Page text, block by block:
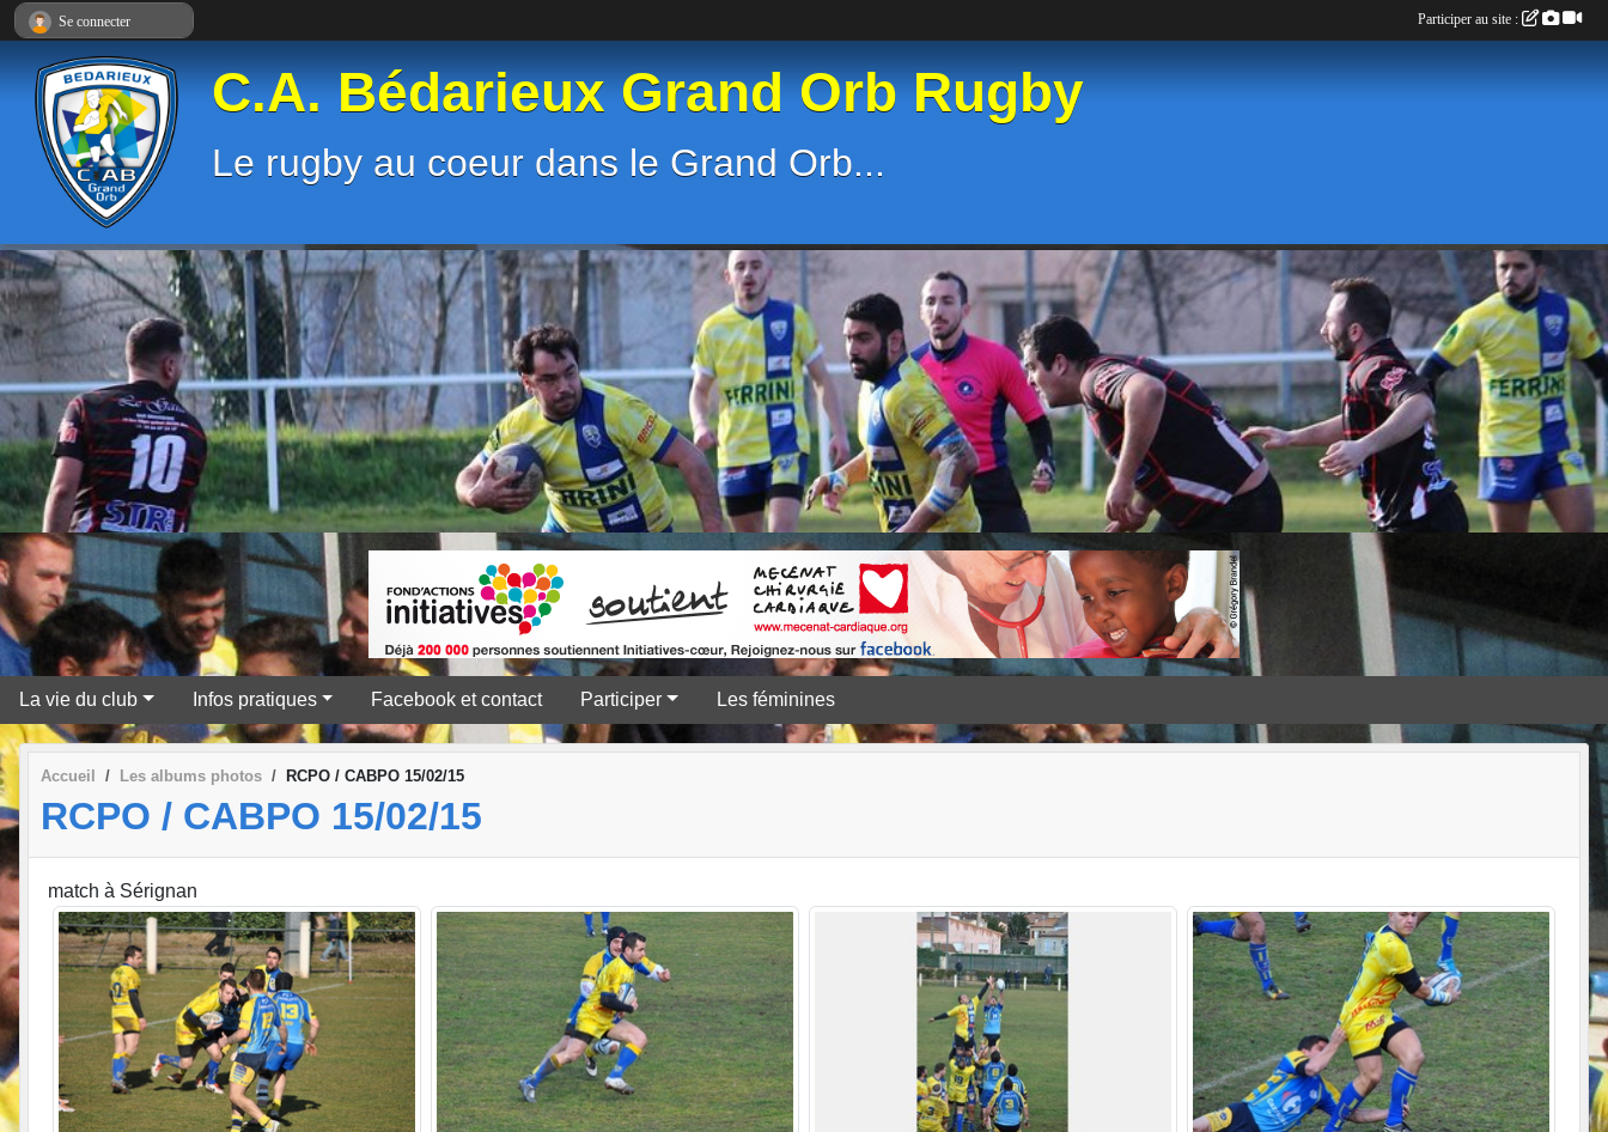
C.A. Bédarieux Grand Orb Rugby
Le rugby au coeur dans le Grand Orb...
La vie du club Infos pratiques Facebook et contact Participer Les féminines
Accueil Les albums photos RCPO / CABPO 15/02/15
RCPO / CABPO 15/02/15
match à Sérignan
Se connecter Participer au site :
Panneau de gestion des cookies